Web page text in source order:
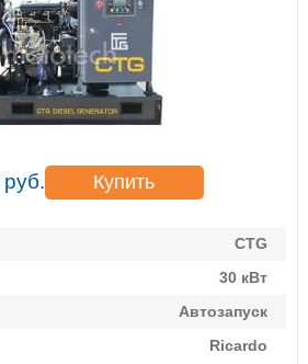
руб. Купить
CTG
30 кВт
Автозапуск
Ricardo